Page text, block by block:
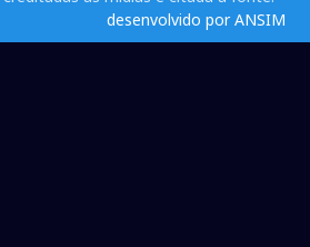
desenvolvido por ANSIM